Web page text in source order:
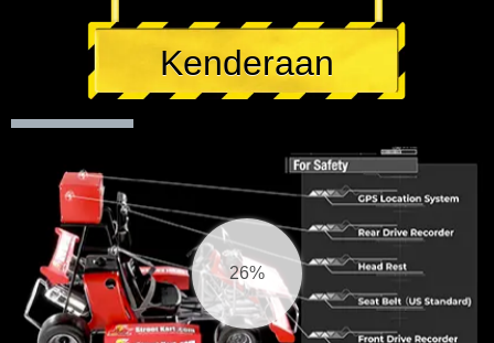
Kenderaan
27%